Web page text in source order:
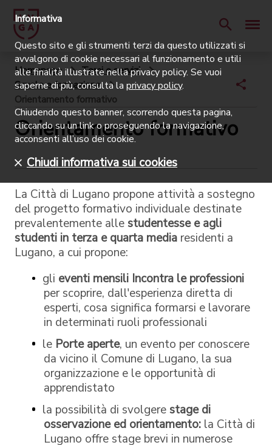
Homepage
Temi e servizi
Scuole e formazione
Orientamento formativo
Orientamento formativo
La Città di Lugano propone attività a sostegno
del progetto formativo individuale destinate
prevalentemente allestudentesse e agli
studenti in terza e quarta media residenti a
Lugano, a cui propone:
gli eventi mensili Incontra le professioni
per scoprire, dall'esperienza diretta di
esperti, cosa significa formarsi e lavorare
in determinati ruoli professionali
le Porte aperte, un evento per conoscere
da vicino il Comune di Lugano, la sua
organizzazione e le opportunità di
apprendistato
la possibilità di svolgerestage di
osservazione ed orientamento: la Città di
Lugano offre stage brevi in numerose
Informativa
Questo sito e gli strumenti terzi da questo utilizzati si
avvalgono di cookie necessari al funzionamento e utili
alle finalità illustrate nella privacy policy. Se vuoi
saperne di più, consulta la privacy policy.
Chiudendo questo banner, scorrendo questa pagina,
cliccando su un link o proseguendo la navigazione,
acconsenti all’uso dei cookie.
Chiudi informativa sui cookies